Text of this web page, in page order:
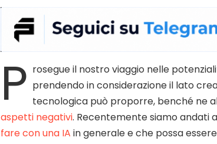
P rosegue il nostro viaggio nelle
prendendo in considerazione il lato
tecnologica può proporre, benché ne
aspetti negativi. Recentemente siamo andati
fare con una IA in generale e che possa